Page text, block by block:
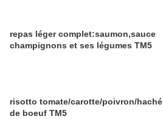
repas léger complet:saumon,sauce
champignons et ses légumes TM5
risotto tomate/carotte/poivron/haché
de boeuf TM5